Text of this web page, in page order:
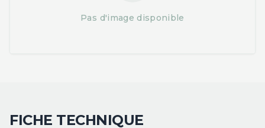
Pas d'image disponible
FICHE TECHNIQUE